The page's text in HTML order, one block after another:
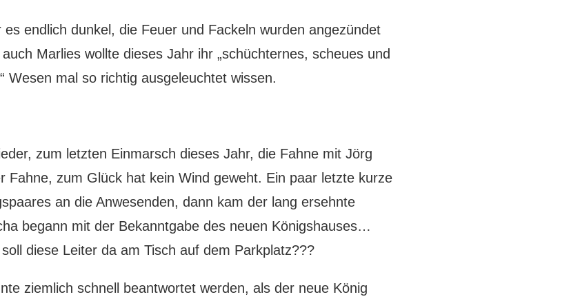
endlich dunkel, die Feuer und Fackeln wurden angezündet
Marlies wollte dieses Jahr ihr „schüchternes, scheues und
Wesen mal so richtig ausgeleuchtet wissen.
zum letzten Einmarsch dieses Jahr, die Fahne mit Jörg
Fahne, zum Glück hat kein Wind geweht. Ein paar letzte kurze
an die Anwesenden, dann kam der lang ersehnte
begann mit der Bekanntgabe des neuen Königshauses…
diese Leiter da am Tisch auf dem Parkplatz???
ziemlich schnell beantwortet werden, als der neue König